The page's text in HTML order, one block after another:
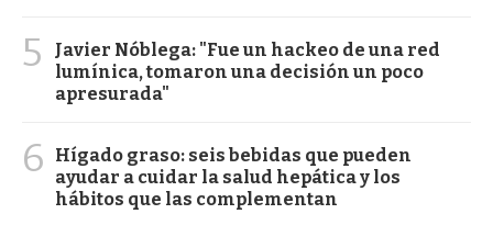
5
Javier Nóblega: "Fue un hackeo de una red
lumínica, tomaron una decisión un poco
apresurada"
6
Hígado graso: seis bebidas que pueden
ayudar a cuidar la salud hepática y los
hábitos que las complementan